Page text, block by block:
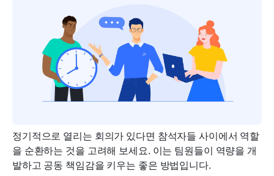
정기적으로 열리는 회의가 있다면 참석자들 사이에서 역할
을 순환하는 것을 고려해 보세요. 이는 팀원들이 역량을 개
발하고 공동 책임감을 키우는 좋은 방법입니다.